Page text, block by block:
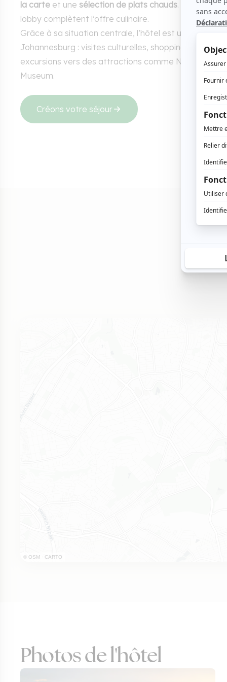
la carte et une sélection de plats chauds. Un snack-
lobby complètent l’offre culinaire.
Grâce à sa situation centrale, l’hôtel est une base
Johannesburg : visites culturelles, shopping,
excursions vers des attractions comme Nelson
Museum.
Créons votre séjour
© OSM · CARTO
Photos de l'hôtel